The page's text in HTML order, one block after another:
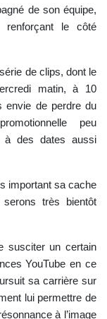
de son équipe,
renforçant le côté
de clips, dont le
matin, à 10
envie de perdre du
peu
à des dates aussi
important sa cache
très bientôt
susciter un certain
YouTube en ce
sa carrière sur
lui permettre de
à l’image